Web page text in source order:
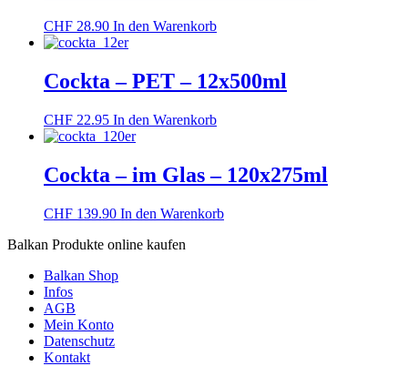
CHF 28.90 In den Warenkorb
Cockta – PET – 12x500ml
CHF 22.95 In den Warenkorb
Cockta – im Glas – 120x275ml
CHF 139.90 In den Warenkorb
Balkan Produkte online kaufen
Balkan Shop
Infos
AGB
Mein Konto
Datenschutz
Kontakt